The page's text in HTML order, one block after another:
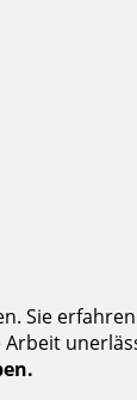
Sie
Arbeit